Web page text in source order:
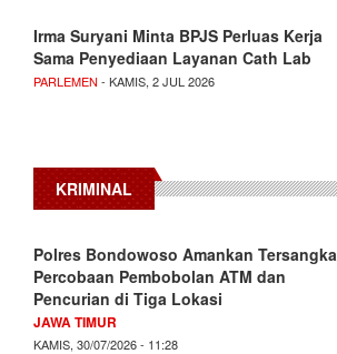
Irma Suryani Minta BPJS Perluas Kerja
Sama Penyediaan Layanan Cath Lab
PARLEMEN - KAMIS, 2 JUL 2026
KRIMINAL
Polres Bondowoso Amankan Tersangka
Percobaan Pembobolan ATM dan
Pencurian di Tiga Lokasi
JAWA TIMUR
KAMIS, 30/07/2026 - 11:28